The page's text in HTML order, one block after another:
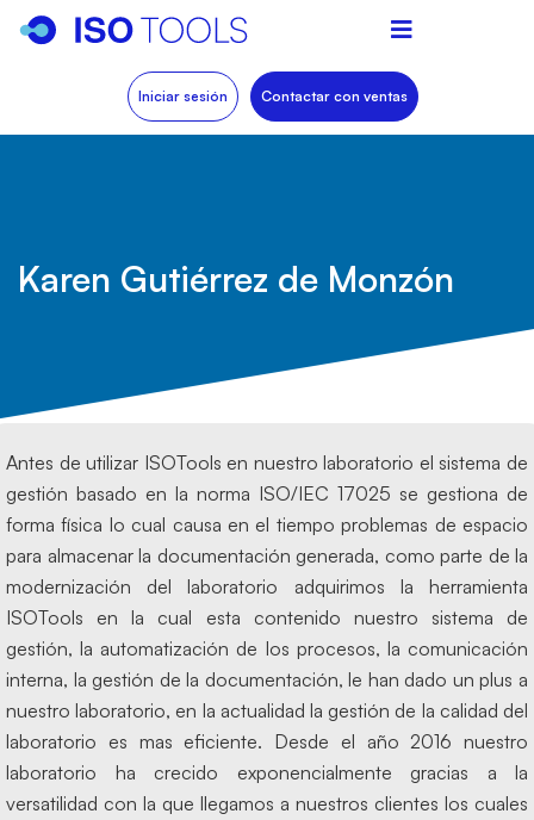
Iniciar sesión Contactar con ventas
Karen Gutiérrez de Monzón
Antes de utilizar ISOTools en nuestro laboratorio el sistema de
gestión basado en la norma ISO/IEC 17025 se gestiona de
forma física lo cual causa en el tiempo problemas de espacio
para almacenar la documentación generada, como parte de la
modernización del laboratorio adquirimos la herramienta
ISOTools en la cual esta contenido nuestro sistema de
gestión, la automatización de los procesos, la comunicación
interna, la gestión de la documentación, le han dado un plus a
nuestro laboratorio, en la actualidad la gestión de la calidad del
laboratorio es mas eficiente. Desde el año 2016 nuestro
laboratorio ha crecido exponencialmente gracias a la
versatilidad con la que llegamos a nuestros clientes los cuales